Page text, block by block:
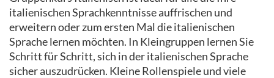
italienischen Sprachkenntnisse auffrischen und
erweitern oder zum ersten Mal die italienischen
Sprache lernen möchten. In Kleingruppen lernen Sie
Schritt für Schritt, sich in der italienischen Sprache
sicher auszudrücken. Kleine Rollenspiele und viele